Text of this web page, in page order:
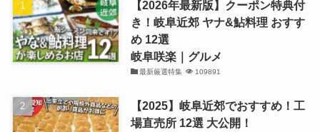
【2026年最新版】クーポン特典付
き！岐阜近郊 ヤナ&鮎料理 おすす
め 12選
岐阜咲楽｜グルメ
最新厳選特集 109891
【2025】岐阜近郊でおすすめ！工
場直売所 12選 大公開！